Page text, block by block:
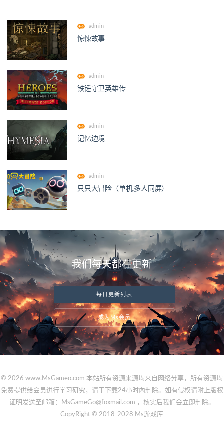
admin
惊悚故事
admin
铁锤守卫英雄传
admin
记忆边境
admin
只只大冒险（单机.多人同屏）
我们每天都在更新
每日更新列表
成为Ms会员
© 2026 www.MsGameo.com 本站所有资源来源均来自网络分享，所有资源均
免费提供给会员进行学习研究，请于下载24小时內删除。如有侵权请附上版权
证明发送至邮箱：MsGameGo@foxmail.com ，核实后我们会立即删除。
CopyRight © 2018-2028 Ms游戏库